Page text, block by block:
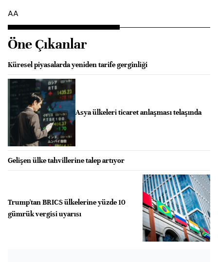
AA
Öne Çıkanlar
Küresel piyasalarda yeniden tarife gerginliği
Asya ülkeleri ticaret anlaşması telaşında
Gelişen ülke tahvillerine talep artıyor
Trump'tan BRICS ülkelerine yüzde 10
gümrük vergisi uyarısı